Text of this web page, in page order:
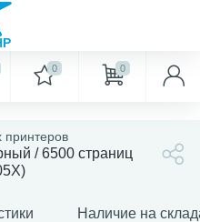
0 0
принтеров
/ 6500 страниц
Наличие на